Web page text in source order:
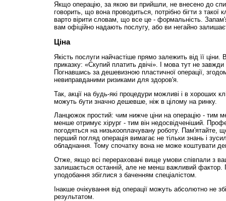
Якщо операцію, за якою ви прийшли, не внесено до
говорить, що вона проводиться, потрібно бігти з такої
варто вірити словам, що все це - формальність.
вам офіційно надають послугу, або ви негайно
Ціна
Якість послуги найчастіше прямо залежить від її ціни.
приказку: «Скупий платить двічі». І мова тут не
Погнавшись за дешевизною пластичної операції,
невиправданими ризиками для здоров'я.
Так, акції на будь-які процедури можливі і в хороших
можуть бути значно дешевше, ніж в цілому на ринку.
Ланцюжок простий: чим нижче ціни на операцію - тим
менше отримує хірург - тим він недосвідченіший.
погодяться на низькооплачувану роботу. Пам'ятайте,
перший погляд операція вимагає не тільки знань і
обладнання. Тому спочатку вона не може коштувати
Отже, якщо всі перераховані вище умови співпали з
залишається останній, але не менш важливий фактор.
уподобання збіглися з баченням спеціалістом.
Інакше очікування від операції можуть абсолютно не
результатом.